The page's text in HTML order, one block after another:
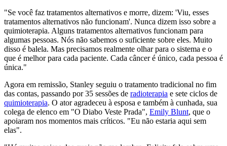
"Se você faz tratamentos alternativos e morre, dizem: 'Viu, esses
tratamentos alternativos não funcionam'. Nunca dizem isso sobre a
quimioterapia. Alguns tratamentos alternativos funcionam para
algumas pessoas. Nós não sabemos o suficiente sobre eles. Muito
disso é balela. Mas precisamos realmente olhar para o sistema e o
que é melhor para cada paciente. Cada câncer é único, cada pessoa é
única."
Agora em remissão, Stanley seguiu o tratamento tradicional no fim
das contas, passando por 35 sessões de radioterapia e sete ciclos de
quimioterapia. O ator agradeceu à esposa e também à cunhada, sua
colega de elenco em "O Diabo Veste Prada", Emily Blunt, que o
apoiaram nos momentos mais críticos. "Eu não estaria aqui sem
elas".